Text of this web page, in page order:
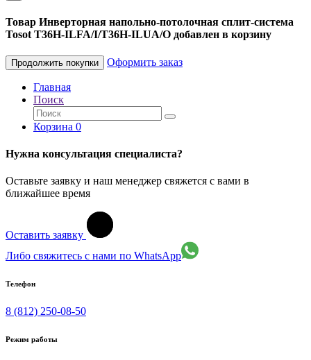
Товар Инверторная напольно-потолочная сплит-система
Tosot T36H-ILFA/I/T36H-ILUA/O добавлен в корзину
Продолжить покупки Оформить заказ
Главная
Поиск
Корзина 0
Нужна консультация специалиста?
Оставьте заявку и наш менеджер свяжется с вами в
ближайшее время
Оставить заявку
Либо свяжитесь с нами по WhatsApp
Телефон
8 (812) 250-08-50
Режим работы